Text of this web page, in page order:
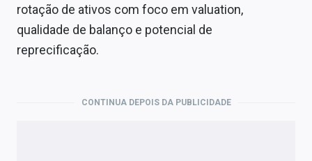
rotação de ativos com foco em valuation,
qualidade de balanço e potencial de
reprecificação.
CONTINUA DEPOIS DA PUBLICIDADE